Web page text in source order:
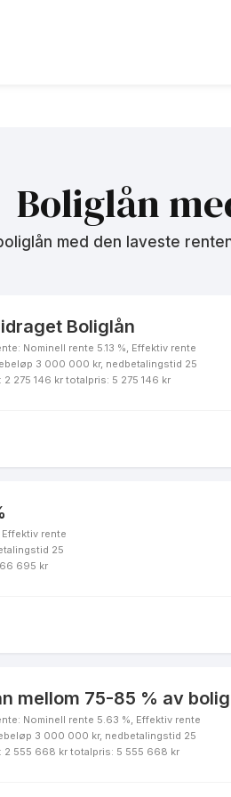
for unge under 34
Boliglån Ung 34 år
Førstehjemslån
Boliglån
med den laveste
Boliglån
Nominell rente 5.13 %, Effektiv rente
3 000 000 kr, nedbetalingstid 25
2 275 146 kr totalpris: 5 275 146 kr
rente
25
695 kr
mellom 75-85 % av
Nominell rente 5.63 %, Effektiv rente
3 000 000 kr, nedbetalingstid 25
2 555 668 kr totalpris: 5 555 668 kr